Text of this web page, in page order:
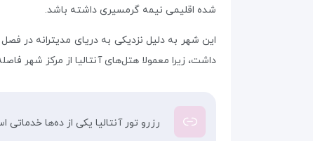
شده اقلیمی نیمه گرمسیری داشته باشد.
این شهر به دلیل نزدیکی به دریای مدیترانه در
داشت، زیرا معمولا هتل‌های آنتالیا از مرکز شهر
رزرو تور آنتالیا یکی از ده‌ها